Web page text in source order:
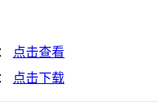
点击查看
点击下载